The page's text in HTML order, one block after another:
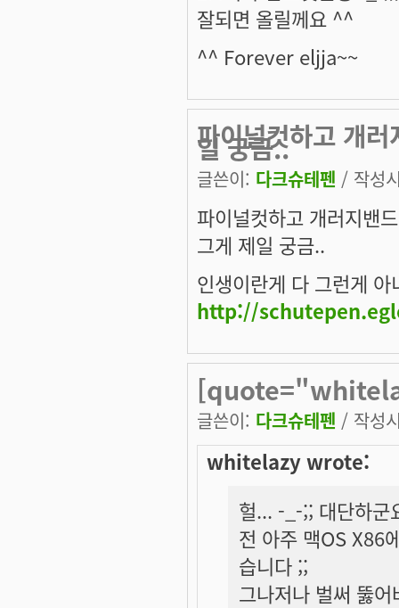
잘되면 올릴께요 ^^
^^ Forever eljja~~
파이널컷하고 개
일 궁금..
글쓴이: 다크슈테펜 / 작성
파이널컷하고 개러지밴
그게 제일 궁금..
인생이란게 다 그런게
http://
글쓴이: 다크슈테펜 / 작성
whitelazy wrote:
헐... -_-;; 대단하군
전 아주 맥OS X86
습니다 ;;
그나저나 벌써 뚫